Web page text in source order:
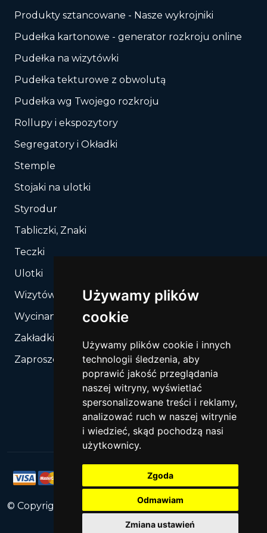
Używamy plików
cookie
Używamy plików cookie i innych
technologii śledzenia, aby
poprawić jakość przeglądania
naszej witryny, wyświetlać
spersonalizowane treści i reklamy,
analizować ruch w naszej witrynie
i wiedzieć, skąd pochodzą nasi
użytkownicy.
Zgoda
Odmawiam
Zmiana ustawień
Produkty sztancowane - Nasze wykrojniki
Pudełka kartonowe - generator rozkroju online
Pudełka na wizytówki
Pudełka tekturowe z obwolutą
Pudełka wg Twojego rozkroju
Rollupy i ekspozytory
Segregatory i Okładki
Stemple
Stojaki na ulotki
Styrodur
Tabliczki, Znaki
Teczki
Ulotki
Wizytówki
Wycinanie, Sztancowanie wg Twojego rozkroju
Zakładki do książek
Zaproszenia
© Copyright All Rights Reserved.